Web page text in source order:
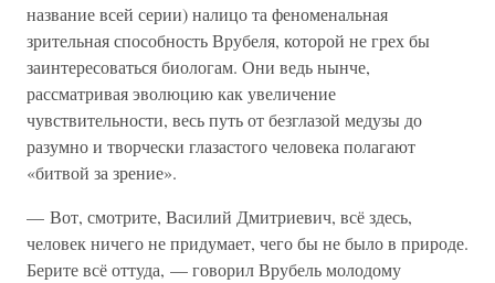
название всей серии) налицо та феноменальная
зрительная способность Врубеля, которой не грех бы
заинтересоваться биологам. Они ведь нынче,
рассматривая эволюцию как увеличение
чувствительности, весь путь от безглазой медузы до
разумно и творчески глазастого человека полагают
«битвой за зрение».
— Вот, смотрите, Василий Дмитриевич, всё здесь,
человек ничего не придумает, чего бы не было в природе.
Берите всё оттуда, — говорил Врубель молодому